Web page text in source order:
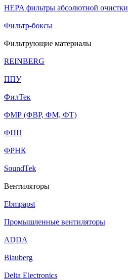
HEPA фильтры абсолютной очистки
Фильтр-боксы
Фильтрующие материалы
REINBERG
ППУ
ФилТек
ФМР (ФВР, ФМ, ФТ)
ФПП
ФРНК
SoundTek
Вентиляторы
Ebmpapst
Промышленные вентиляторы
ADDA
Blauberg
Delta Electronics